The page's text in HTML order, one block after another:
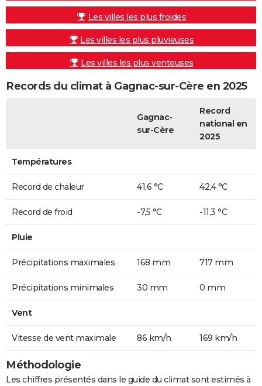
Les villes les plus froides
Les villes les plus pluvieuses
Les villes les plus venteuses
Records du climat à Gagnac-sur-Cère en 2025
Gagnac-
sur-Cère
Record
national en
2025
Températures
Record de chaleur 41,6 °C 42,4 °C
Record de froid -7,5 °C -11,3 °C
Pluie
Précipitations maximales 168 mm 717 mm
Précipitations minimales 30 mm 0 mm
Vent
Vitesse de vent maximale 86 km/h 169 km/h
Méthodologie
Les chiffres présentés dans le guide du climat sont estimés à